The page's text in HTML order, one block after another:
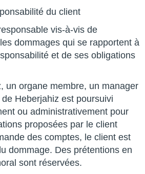
du client
vis-à-vis de
dommages qui se rapportent à
et de ses obligations
un organe membre, un manager
Heberjahiz est poursuivi
ou administrativement pour
proposées par le client
des comptes, le client est
dommage. Des prétentions en
sont réservées.